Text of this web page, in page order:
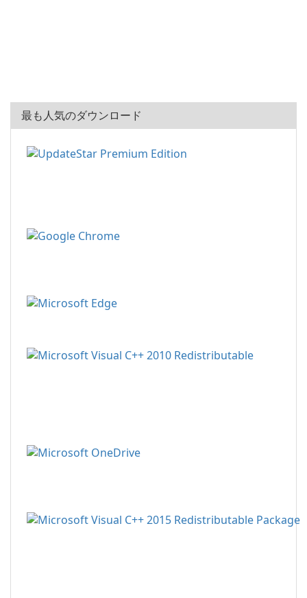
最も人気のダウンロード